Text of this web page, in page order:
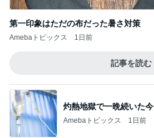
第一印象はただの布だった暑さ対策
Amebaトピックス 1日前
記事を読む
灼熱地獄で一晩続いた
Amebaトピックス 1日前